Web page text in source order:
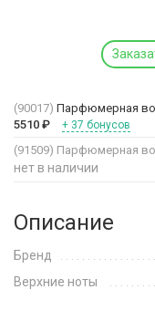
(90017) Парфюмерная
5510 ₽ + 37 бонусов
(91509) Парфюмерная
нет в наличии
Описание
Бренд
Верхние ноты